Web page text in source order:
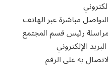
مباشرة عبر الهاتف
رئيس قسم المجتمع
الإلكتروني
به على الرقم